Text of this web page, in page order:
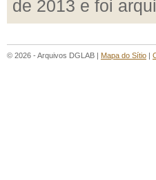
de 2013 e foi
© 2026 - Arquivos DGLAB | Mapa do Sítio |